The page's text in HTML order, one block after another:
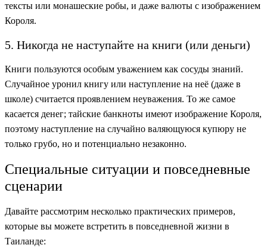
тексты или монашеские робы, и даже валюты с изображением
Короля.
5. Никогда не наступайте на книги (или деньги)
Книги пользуются особым уважением как сосуды знаний.
Случайное уронил книгу или наступление на неё (даже в
школе) считается проявлением неуважения. То же самое
касается денег; тайские банкноты имеют изображение Короля,
поэтому наступление на случайно валяющуюся купюру не
только грубо, но и потенциально незаконно.
Специальные ситуации и повседневные
сценарии
Давайте рассмотрим несколько практических примеров,
которые вы можете встретить в повседневной жизни в
Таиланде: